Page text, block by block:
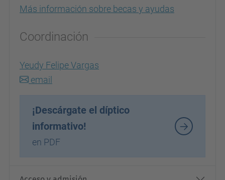
Más información sobre becas y ayudas
Coordinación
Yeudy Felipe Vargas
email
¡Descárgate el díptico
informativo!
en PDF